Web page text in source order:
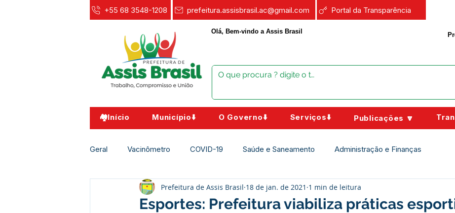
+55 68 3548-1208 prefeitura.assisbrasil.ac@gmail.com Portal da Transparência
Olá, Bem-vindo a Assis Brasil
🏘️Início Município⬇️ O Governo⬇️ Serviços⬇️ Publicações 🔽
Geral Vacinômetro COVID-19 Saúde e Saneamento Administração e Finanças
Agricultura e Meio Ambiente Assistência Social Campanhas
Esportes: Prefeitura viabiliza práticas
Prefeitura de Assis Brasil 18 de jan. de 2021 1 min de leitura